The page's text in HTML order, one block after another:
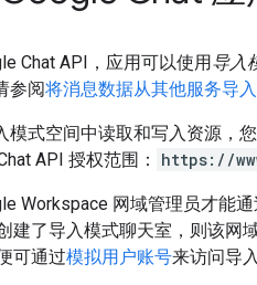
Chat API，应用可以使用导入
参阅将消息数据从其他服务导
模式空间中读取和写入资源，
API 授权范围：
https://
Workspace 网域管理员才能通
建了导入模式聊天室，则该网
可通过模拟用户账号来访问导